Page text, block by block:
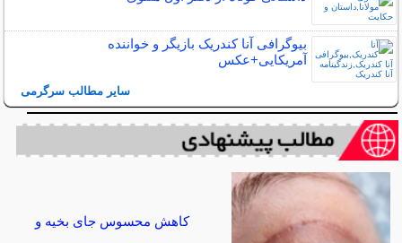
بیوگرافی آنا کندریک بازیگر و خواننده
آمریکایی+عکس
سایر مطالب سرگرمی
کاهش محسوس جای بخیه و